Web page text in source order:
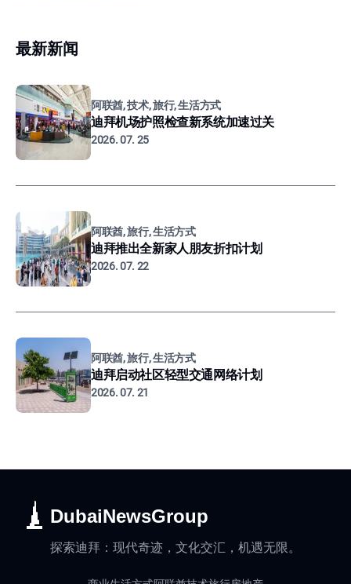
最新新闻
阿联酋, 技术, 旅行, 生活方式
迪拜机场护照检查新系统加速过关
2026. 07. 25
阿联酋, 旅行, 生活方式
迪拜推出全新家人朋友折扣计划
2026. 07. 22
阿联酋, 旅行, 生活方式
迪拜启动社区轻型交通网络计划
2026. 07. 21
DubaiNewsGroup
探索迪拜：现代奇迹，文化交汇，机遇无限。